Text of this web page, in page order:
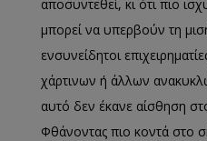
αποσυντεθεί, κι ότι πιο
μπορεί να υπερβούν τη
ενσυνείδητοι
χάρτινων ή άλλων
αυτό δεν έκανε αίσθηση
Φθάνοντας πιο κοντά στο